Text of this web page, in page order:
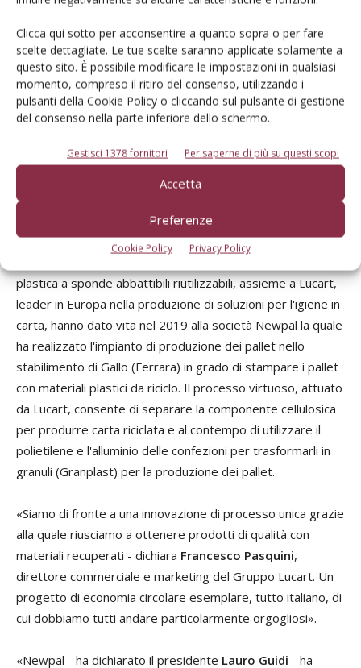
Clicca qui sotto per acconsentire a quanto sopra o per fare
scelte dettagliate. Le tue scelte saranno applicate solamente a
questo sito. È possibile modificare le impostazioni in qualsiasi
momento, compreso il ritiro del consenso, utilizzando i
pulsanti della Cookie Policy o cliccando sul pulsante di gestione
del consenso nella parte inferiore dello schermo.
Gestisci 1378 fornitori Per saperne di più su questi scopi
Accetta
Preferenze
Cookie Policy Privacy Policy
«La sostenibilità oggi è al centro dell’operato delle aziende
ma fino a quarant’anni fa non era così. Qualità, sicurezza,
servizio, sostenibilità sono valori fondamentali richiesti dal
consumatore alle aziende della filiera. La sostenibilità deve
essere presa come stimolo per la ricerca costante di
melinda per la conservazione delle mele, che permettono
di non fare ricorso all’energia elettrica per la refrigerazione,
e il progetto del pallet riciclato di Cpr System» dichiara
, presidente di Cpr System.
plastica a sponde abbattibili riutilizzabili, assieme a Lucart,
leader in Europa nella produzione di soluzioni per l'igiene in
carta, hanno dato vita nel 2019 alla società Newpal la quale
ha realizzato l'impianto di produzione dei pallet nello
stabilimento di Gallo (Ferrara) in grado di stampare i pallet
con materiali plastici da riciclo. Il processo virtuoso, attuato
da Lucart, consente di separare la componente cellulosica
per produrre carta riciclata e al contempo di utilizzare il
polietilene e l'alluminio delle confezioni per trasformarli in
granuli (Granplast) per la produzione dei pallet.
«Siamo di fronte a una innovazione di processo unica grazie
alla quale riusciamo a ottenere prodotti di qualità con
materiali recuperati - dichiara Francesco Pasquini,
direttore commerciale e marketing del Gruppo Lucart. Un
progetto di economia circolare esemplare, tutto italiano, di
cui dobbiamo tutti andare particolarmente orgogliosi».
«Newpal - ha dichiarato il presidente Lauro Guidi - ha